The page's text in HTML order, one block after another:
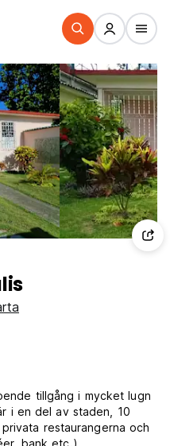
tillgång i mycket lugn
i en del av staden, 10
restaurangerna och
bank etc.)